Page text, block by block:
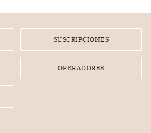
de un meet and greet con
SUSCRIPCIONES
OPERADORES